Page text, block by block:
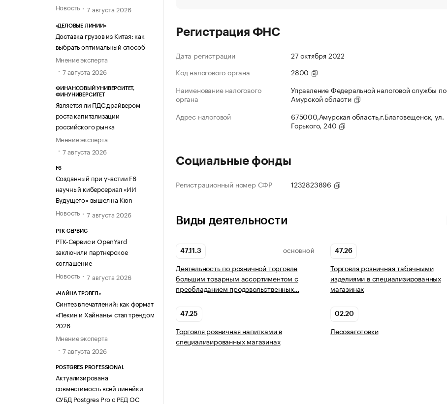
Новость
7 августа 2026
«ДЕЛОВЫЕ ЛИНИИ»
Доставка грузов из Китая: как
выбрать оптимальный способ
Мнение эксперта
7 августа 2026
ФИНАНСОВЫЙ УНИВЕРСИТЕТ,
ФИНУНИВЕРСИТЕТ
Является ли ПДС драйвером
роста капитализации
российского рынка
Мнение эксперта
7 августа 2026
F6
Созданный при участии F6
научный киберсериал «ИИ
Будущего» вышел на Kion
Новость
7 августа 2026
РТК-СЕРВИС
РТК-Сервис и OpenYard
заключили партнерское
соглашение
Новость
7 августа 2026
«ЧАЙНА ТРЭВЕЛ»
Синтез впечатлений: как формат
«Пекин и Хайнань» стал трендом
2026
Мнение эксперта
7 августа 2026
POSTGRES PROFESSIONAL
Актуализирована
совместимость всей линейки
СУБД Postgres Pro с РЕД ОС
Регистрация ФНС
Дата регистрации
27 октября 2022
Код налогового органа
2800
Наименование налогового
органа
Управление Федеральной налоговой службы по
Амурской области
Адрес налоговой
675000,Амурская область,г.Благовещенск, ул.
Горького, 240
Социальные фонды
Регистрационный номер СФР 1232823896
Виды деятельности
47.11.3 ОСНОВНОЙ
Деятельность по розничной торговле
большим товарным ассортиментом с
преобладанием продовольственных…
47.26
Торговля розничная табачными
изделиями в специализированных
магазинах
47.25
Торговля розничная напитками в
специализированных магазинах
02.20
Лесозаготовки